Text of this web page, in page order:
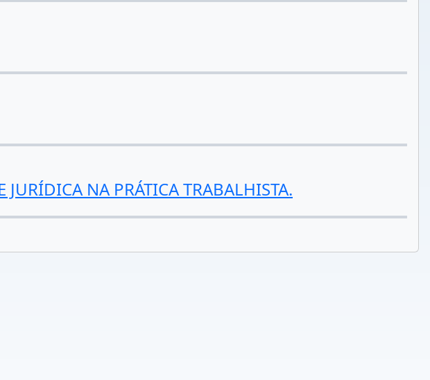
NA PRÁTICA TRABALHISTA.